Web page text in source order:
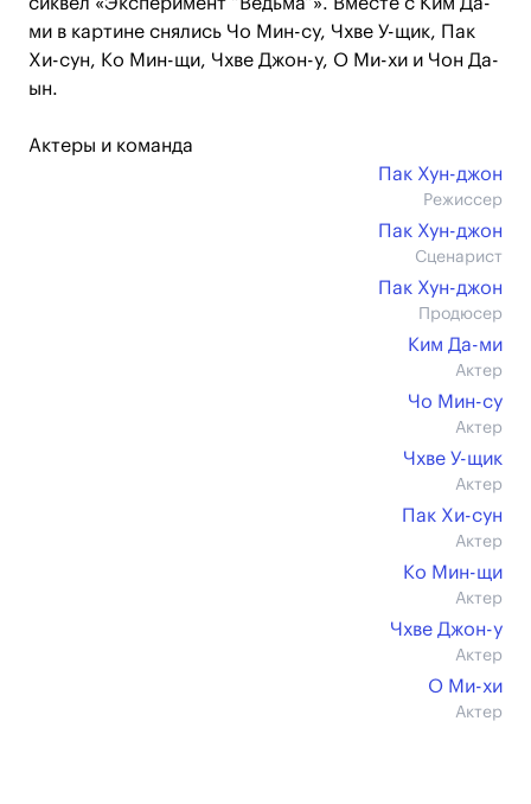
ми в картине снялись Чо Мин-су, Чхве У-щик, Пак
Хи-сун, Ко Мин-щи, Чхве Джон-у, О Ми-хи и Чон Да-
ын.
Актеры и команда
Пак Хун-джон
Режиссер
Пак Хун-джон
Сценарист
Пак Хун-джон
Продюсер
Ким Да-ми
Актер
Чо Мин-су
Актер
Чхве У-щик
Актер
Пак Хи-сун
Актер
Ко Мин-щи
Актер
Чхве Джон-у
Актер
О Ми-хи
Актер